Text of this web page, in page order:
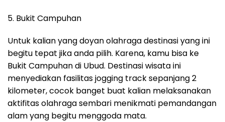
5. Bukit Campuhan
Untuk kalian yang doyan olahraga destinasi yang ini
begitu tepat jika anda pilih. Karena, kamu bisa ke
Bukit Campuhan di Ubud. Destinasi wisata ini
menyediakan fasilitas jogging track sepanjang 2
kilometer, cocok banget buat kalian melaksanakan
aktifitas olahraga sembari menikmati pemandangan
alam yang begitu menggoda mata.